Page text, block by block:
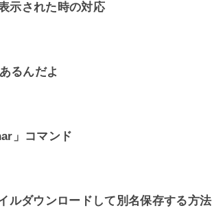
示された時の対応
るんだよ
」コマンド
ルダウンロードして別名保存する方法